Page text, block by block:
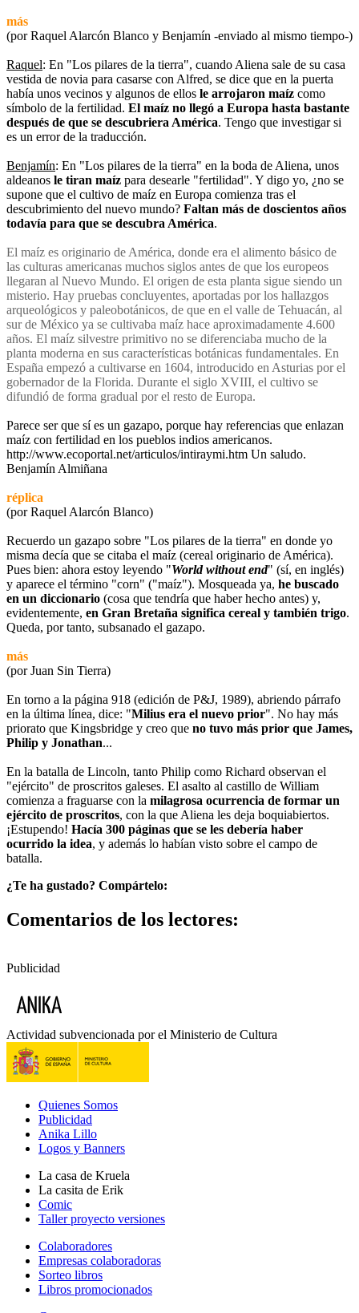
más
(por Raquel Alarcón Blanco y Benjamín -enviado al mismo tiempo-)
Raquel: En "Los pilares de la tierra", cuando Aliena sale de su casa
vestida de novia para casarse con Alfred, se dice que en la puerta
había unos vecinos y algunos de ellos le arrojaron maíz como
símbolo de la fertilidad. El maíz no llegó a Europa hasta bastante
después de que se descubriera América. Tengo que investigar si
es un error de la traducción.
Benjamín: En "Los pilares de la tierra" en la boda de Aliena, unos
aldeanos le tiran maíz para desearle "fertilidad". Y digo yo, ¿no se
supone que el cultivo de maíz en Europa comienza tras el
descubrimiento del nuevo mundo? Faltan más de doscientos años
todavía para que se descubra América.
El maíz es originario de América, donde era el alimento básico de
las culturas americanas muchos siglos antes de que los europeos
llegaran al Nuevo Mundo. El origen de esta planta sigue siendo un
misterio. Hay pruebas concluyentes, aportadas por los hallazgos
arqueológicos y paleobotánicos, de que en el valle de Tehuacán, al
sur de México ya se cultivaba maíz hace aproximadamente 4.600
años. El maíz silvestre primitivo no se diferenciaba mucho de la
planta moderna en sus características botánicas fundamentales. En
España empezó a cultivarse en 1604, introducido en Asturias por el
gobernador de la Florida. Durante el siglo XVIII, el cultivo se
difundió de forma gradual por el resto de Europa.
Parece ser que sí es un gazapo, porque hay referencias que enlazan
maíz con fertilidad en los pueblos indios americanos.
http://www.ecoportal.net/articulos/intiraymi.htm Un saludo.
Benjamín Almiñana
réplica
(por Raquel Alarcón Blanco)
Recuerdo un gazapo sobre "Los pilares de la tierra" en donde yo
misma decía que se citaba el maíz (cereal originario de América).
Pues bien: ahora estoy leyendo "World without end" (sí, en inglés)
y aparece el término "corn" ("maíz"). Mosqueada ya, he buscado
en un diccionario (cosa que tendría que haber hecho antes) y,
evidentemente, en Gran Bretaña significa cereal y también trigo.
Queda, por tanto, subsanado el gazapo.
más
(por Juan Sin Tierra)
En torno a la página 918 (edición de P&J, 1989), abriendo párrafo
en la última línea, dice: "Milius era el nuevo prior". No hay más
priorato que Kingsbridge y creo que no tuvo más prior que James,
Philip y Jonathan...
En la batalla de Lincoln, tanto Philip como Richard observan el
"ejército" de proscritos galeses. El asalto al castillo de William
comienza a fraguarse con la milagrosa ocurrencia de formar un
ejército de proscritos, con la que Aliena les deja boquiabiertos.
¡Estupendo! Hacía 300 páginas que se les debería haber
ocurrido la idea, y además lo habían visto sobre el campo de
batalla.
¿Te ha gustado? Compártelo:
Comentarios de los lectores:
Publicidad
Actividad subvencionada por el Ministerio de Cultura
Quienes Somos
Publicidad
Anika Lillo
Logos y Banners
La casa de Kruela
La casita de Erik
Comic
Taller proyecto versiones
Colaboradores
Empresas colaboradoras
Sorteo libros
Libros promocionados